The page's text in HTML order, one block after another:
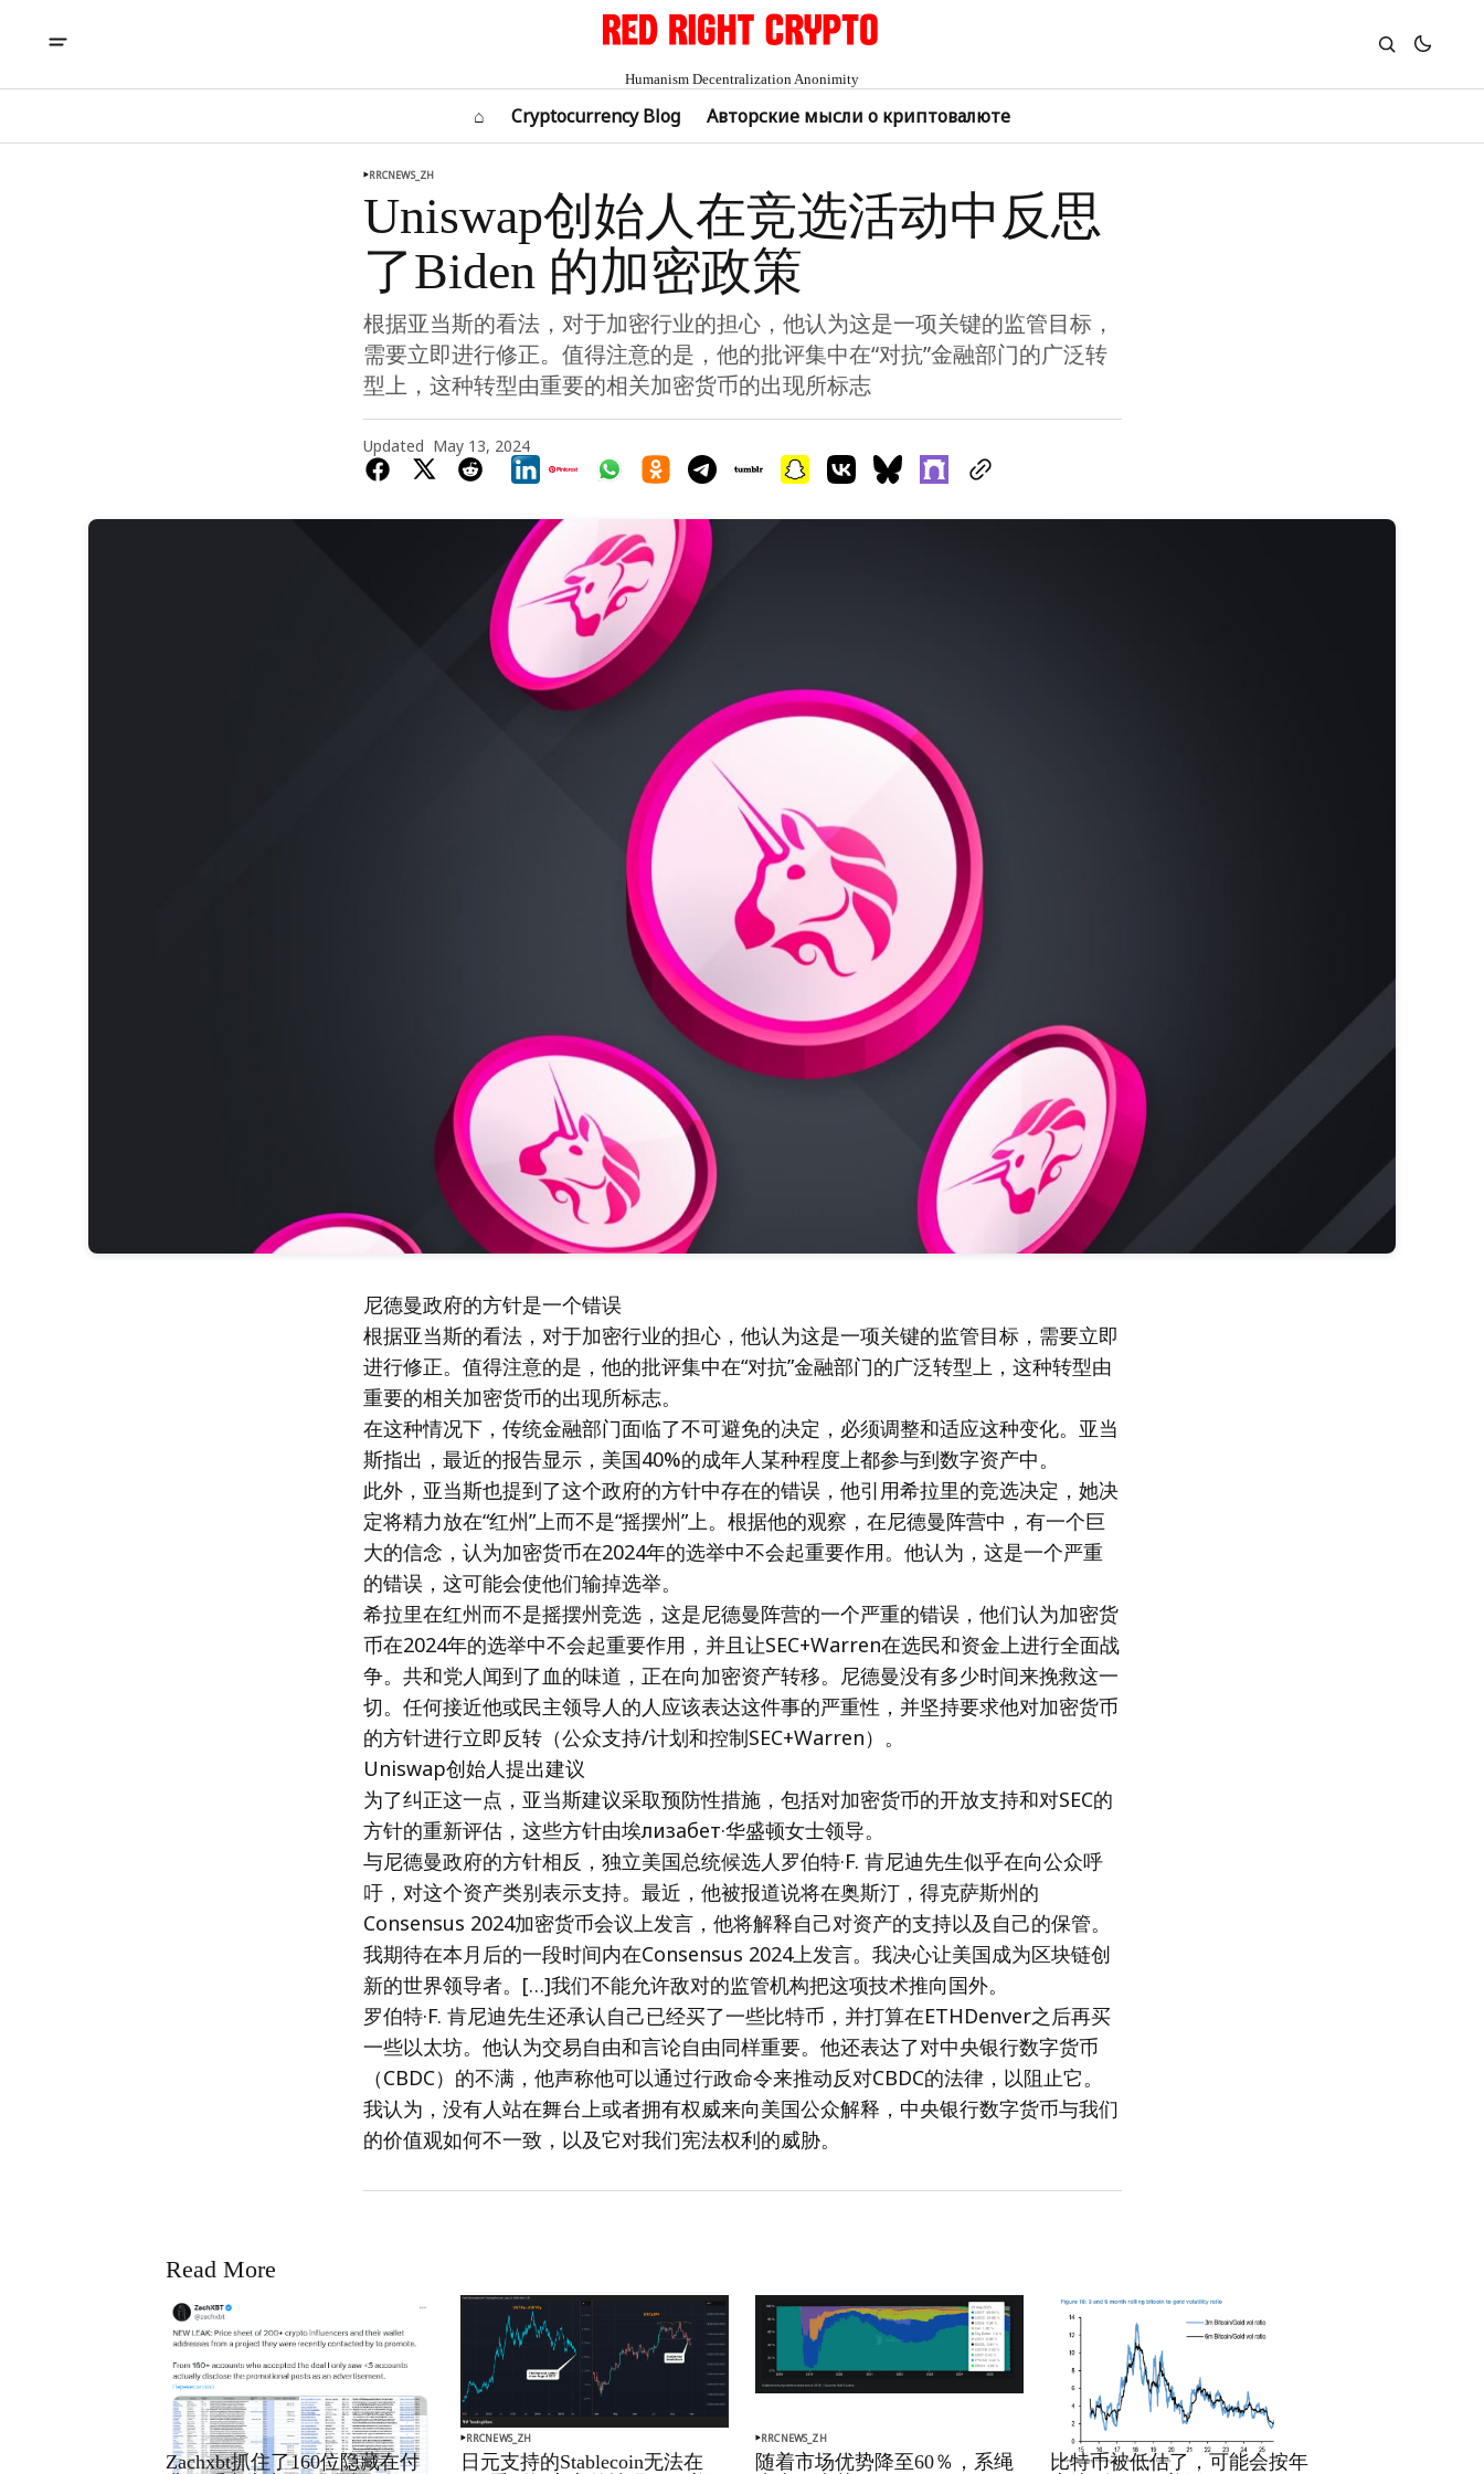
Humanism Decentralization Anonimity
⌂ Cryptocurrency Blog Авторские мысли о криптовалюте
RRCNEWS_ZH
Uniswap创始人在竞选活动中反思
了Biden 的加密政策
根据亚当斯的看法，对于加密行业的担心，他认为这是一项关键的监管目标，
需要立即进行修正。值得注意的是，他的批评集中在“对抗”金融部门的广泛转
型上，这种转型由重要的相关加密货币的出现所标志
Updated May 13, 2024
尼德曼政府的方针是一个错误
根据亚当斯的看法，对于加密行业的担心，他认为这是一项关键的监管目标，需要立即
进行修正。值得注意的是，他的批评集中在“对抗”金融部门的广泛转型上，这种转型由
重要的相关加密货币的出现所标志。
在这种情况下，传统金融部门面临了不可避免的决定，必须调整和适应这种变化。亚当
斯指出，最近的报告显示，美国40%的成年人某种程度上都参与到数字资产中。
此外，亚当斯也提到了这个政府的方针中存在的错误，他引用希拉里的竞选决定，她决
定将精力放在“红州”上而不是“摇摆州”上。根据他的观察，在尼德曼阵营中，有一个巨
大的信念，认为加密货币在2024年的选举中不会起重要作用。他认为，这是一个严重
的错误，这可能会使他们输掉选举。
希拉里在红州而不是摇摆州竞选，这是尼德曼阵营的一个严重的错误，他们认为加密货
币在2024年的选举中不会起重要作用，并且让SEC+Warren在选民和资金上进行全面战
争。共和党人闻到了血的味道，正在向加密资产转移。尼德曼没有多少时间来挽救这一
切。任何接近他或民主领导人的人应该表达这件事的严重性，并坚持要求他对加密货币
的方针进行立即反转（公众支持/计划和控制SEC+Warren）。
Uniswap创始人提出建议
为了纠正这一点，亚当斯建议采取预防性措施，包括对加密货币的开放支持和对SEC的
方针的重新评估，这些方针由埃лизабет·华盛顿女士领导。
与尼德曼政府的方针相反，独立美国总统候选人罗伯特·F. 肯尼迪先生似乎在向公众呼
吁，对这个资产类别表示支持。最近，他被报道说将在奥斯汀，得克萨斯州的
Consensus 2024加密货币会议上发言，他将解释自己对资产的支持以及自己的保管。
我期待在本月后的一段时间内在Consensus 2024上发言。我决心让美国成为区块链创
新的世界领导者。[…]我们不能允许敌对的监管机构把这项技术推向国外。
罗伯特·F. 肯尼迪先生还承认自己已经买了一些比特币，并打算在ETHDenver之后再买
一些以太坊。他认为交易自由和言论自由同样重要。他还表达了对中央银行数字货币
（CBDC）的不满，他声称他可以通过行政命令来推动反对CBDC的法律，以阻止它。
我认为，没有人站在舞台上或者拥有权威来向美国公众解释，中央银行数字货币与我们
的价值观如何不一致，以及它对我们宪法权利的威胁。
Read More
RRCNEWS_ZH
Zachxbt抓住了160位隐藏在付
RRCNEWS_ZH
日元支持的Stablecoin无法在
RRCNEWS_ZH
随着市场优势降至60％，系绳
RRCNEWS_ZH
比特币被低估了，可能会按年